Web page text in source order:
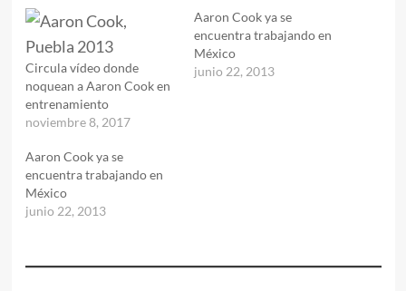
Circula vídeo donde
noquean a Aaron Cook en
entrenamiento
noviembre 8, 2017
Aaron Cook ya se
encuentra trabajando en
México
junio 22, 2013
Aaron Cook ya se
encuentra trabajando en
México
junio 22, 2013